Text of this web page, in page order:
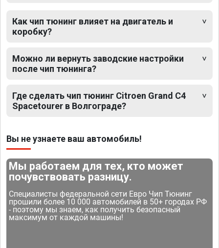
Как чип тюнинг влияет на двигатель и
коробку?
Можно ли вернуть заводские настройки
после чип тюнинга?
Где сделать чип тюнинг Citroen Grand C4
Spacetourer в Волгограде?
Вы не узнаете ваш автомобиль!
Мы работаем для тех, кто может
почувствовать разницу.
Специалисты федеральной сети Евро Чип Тюнинг
прошили более 10 000 автомобилей в 50+ городах РФ
- поэтому мы знаем, как получить безопасный
максимум от каждой машины!